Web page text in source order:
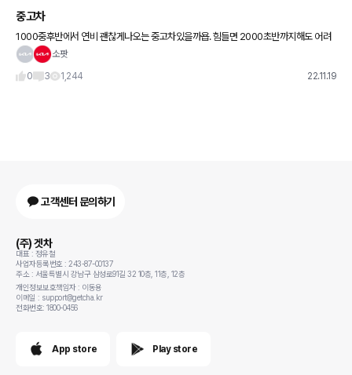
중고차
1000중후반에서 연비 괜찮게나오는 중고차있을까욥. 힘들면 2000초반까지해도 어려
울까요?
소팟
0
3 1,244 22.11.19
고객센터 문의하기
(주) 겟차
대표 : 정유철
사업자등록번호 : 243-87-00137
주소 : 서울특별시 강남구 삼성로91길 32 10층, 11층, 12층
개인정보보호책임자 : 이동용
이메일 : support@getcha.kr
전화번호: 1800-0456
App store Play store